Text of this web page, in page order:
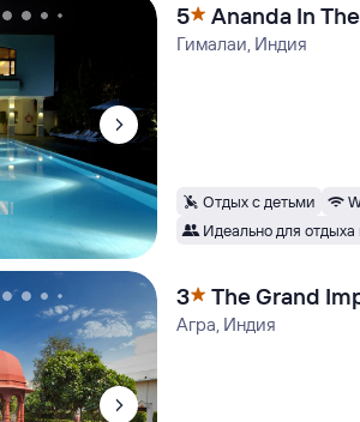
5 Ananda In
Гималаи, Индия
Отдых с детьми
Идеально для отдыха
3 The Grand
Агра, Индия